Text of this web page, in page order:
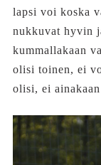
lapsi voi koska
nukkuvat hyvin
kummallakaan
olisi toinen, ei
olisi, ei